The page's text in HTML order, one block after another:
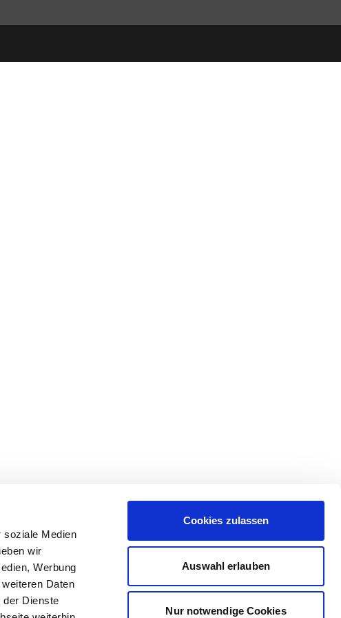
soziale Medien
wir
Werbung
Daten
der Dienste
Cookies zulassen
Auswahl erlauben
Nur notwendige Cookies